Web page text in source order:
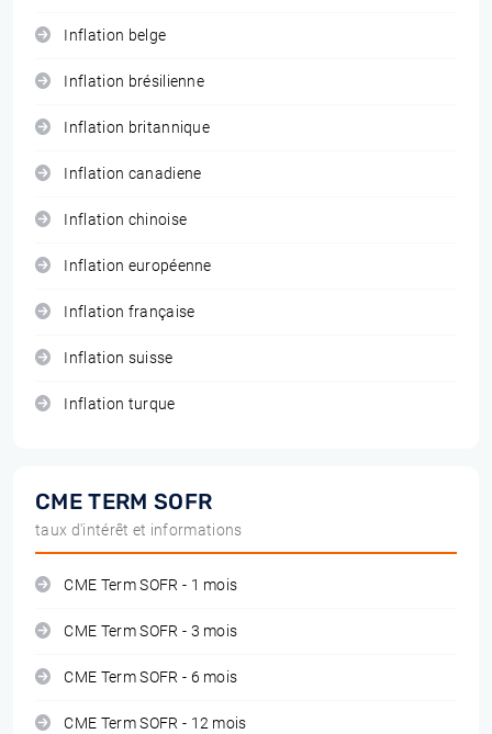
Inflation belge
Inflation brésilienne
Inflation britannique
Inflation canadiene
Inflation chinoise
Inflation européenne
Inflation française
Inflation suisse
Inflation turque
CME TERM SOFR
taux d'intérêt et informations
CME Term SOFR - 1 mois
CME Term SOFR - 3 mois
CME Term SOFR - 6 mois
CME Term SOFR - 12 mois